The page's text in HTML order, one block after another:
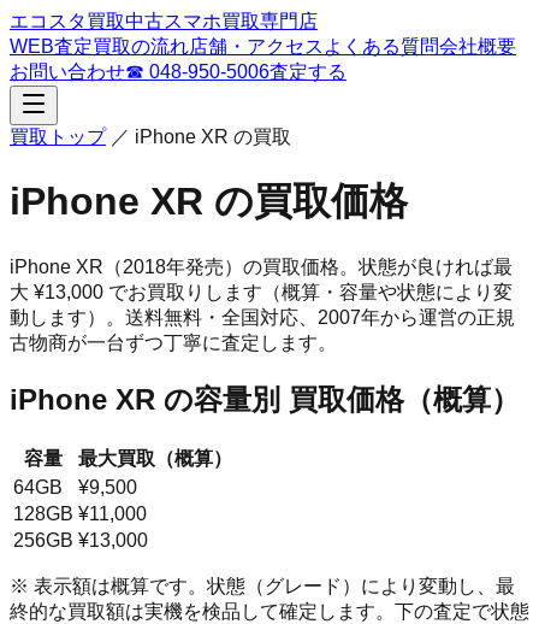
エコスタ買取中古スマホ買取専門店
WEB査定買取の流れ店舗・アクセス よくある質問会社概要
お問い合わせ☎ 048-950-5006査定する
買取トップ／ iPhone XR の買取
iPhone XR の買取価格
iPhone XR （2018年発売） の買取価格。 状態が良ければ最
大 ¥13,000 でお買取りします（概算・容量や状態により変
動します）。 送料無料・全国対応、 2007年から運営の正規
古物商が一台ずつ丁寧に査定します。
iPhone XR の容量別 買取価格（概算）
容量
最大買取（概算）
64GB
¥9,500
128GB ¥11,000
256GB ¥13,000
※ 表示額は概算です。状態（グレード）により変動し、最
終的な買取額は実機を検品して確定します。下の査定で状態